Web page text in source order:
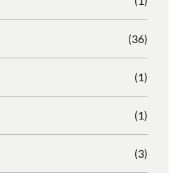
(36)
(1)
(1)
(3)